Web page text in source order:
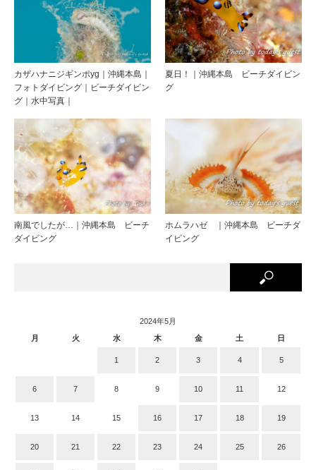
カザハナニジギンポyg｜沖縄本島｜
フォトダイビング｜ビーチダイビン
グ｜水中写真｜
夏日！｜沖縄本島 ビーチダイビン
グ
南風でしたが…｜沖縄本島 ビーチ
ダイビング
ホムラハゼ ｜沖縄本島 ビーチダ
イビング
2024年5月
月
火 水 木 金 土 日
1 2 3 4 5
6 7 8 9 10 11 12
13 14 15 16 17 18 19
20 21 22 23 24 25 26